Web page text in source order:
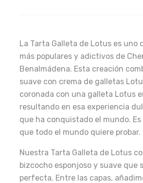
La Tarta Galleta de Lotus es uno
más populares y adictivos de
Benalmádena. Esta creación
suave con crema de galletas
coronada con una galleta Lotus
resultando en esa experiencia
que ha conquistado el mundo.
que todo el mundo quiere probar.
Nuestra Tarta Galleta de Lotus
bizcocho esponjoso y suave que
perfecta. Entre las capas,